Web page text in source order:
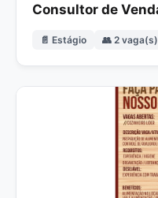
Consultor de
📄 Estágio 👥 2 vaga(s)